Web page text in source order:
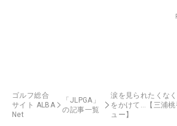
ゴルフ総合
サイト ALBA
Net
「JLPGA」
の記事一覧
涙を見られたくな
をかけて…【三浦
ュー】